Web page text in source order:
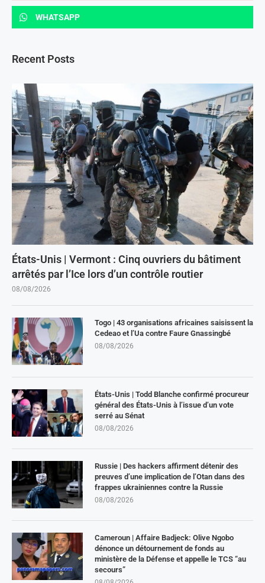
WHATSAPP
Recent Posts
États-Unis | Vermont : Cinq ouvriers du bâtiment
arrêtés par l’Ice lors d’un contrôle routier
08/08/2026
Togo | 43 organisations africaines saisissent la
Cedeao et l’Ua contre Faure Gnassingbé
08/08/2026
États-Unis | Todd Blanche confirmé procureur
général des États-Unis à l’issue d’un vote
serré au Sénat
08/08/2026
Russie | Des hackers affirment détenir des
preuves d’une implication de l’Otan dans des
frappes ukrainiennes contre la Russie
08/08/2026
Cameroun | Affaire Badjeck: Olive Ngobo
dénonce un détournement de fonds au
ministère de la Défense et appelle le TCS “au
secours”